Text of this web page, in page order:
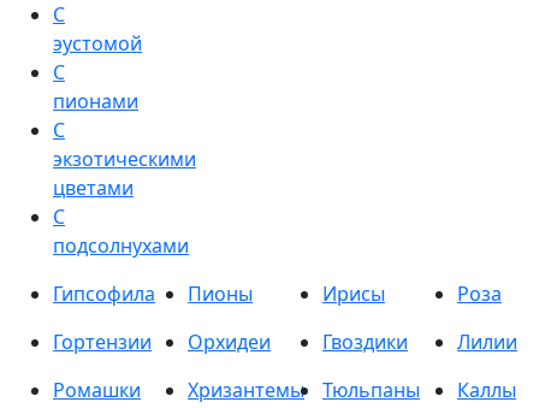
С
эустомой
С
пионами
С
экзотическими
цветами
С
подсолнухами
Гипсофила
Пионы Ирисы
Роза
Гортензии
Орхидеи Гвоздики
Лилии
Ромашки
Хризантемы Тюльпаны
Каллы